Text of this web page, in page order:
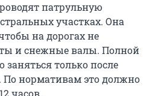
патрульную
участках. Она
на дорогах не
и снежные валы. Полной
только после
По нормативам это должно
часов.